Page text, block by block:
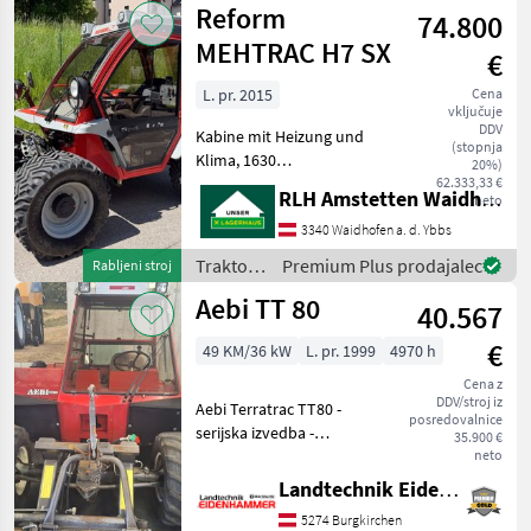
Rabljeni stroj
Reform
MEHTRAC H7 SX
74.800
€
Cena
vključuje
DDV
(stopnja
20%)
62.333,33 €
neto
L. pr. 2015
Kabine mit Heizung und
Klima, 1630
Betriebsstunden Traktor
Kosilniki in gorski traktor
RLH Amstetten Waidhofen/Ybbs
3340 Waidhofen a. d. Ybbs
Traktor /
Reform
Premium Plus prodajalec
Aebi TT 80
40.567
€
Cena z
DDV/stroj iz
posredovalnice
35.900 €
neto
49 KM/36 kW L. pr. 1999 4970 h
Aebi Terratrac TT80 -
serijska izvedba -
NOVE - sprednji in zadnji
dvigalni mehanizem -
Landtechnik Eidenhammer GmbH
5274 Burgkirchen